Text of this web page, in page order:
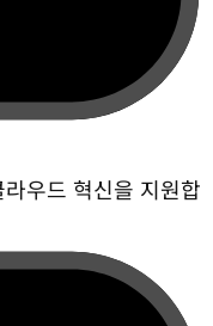
우드 혁신을 지원합